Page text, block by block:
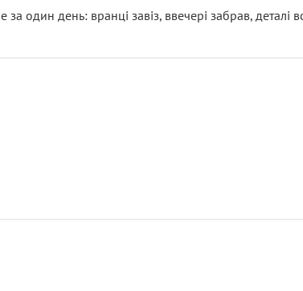
один день: вранці завіз, ввечері забрав, деталі